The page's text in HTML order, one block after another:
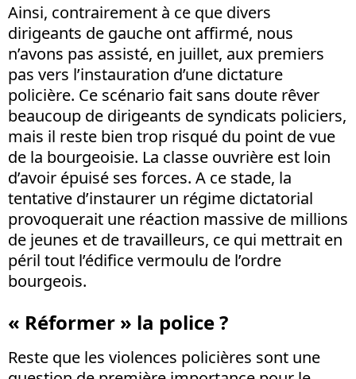
Ainsi, contrairement à ce que divers
dirigeants de gauche ont affirmé, nous
n’avons pas assisté, en juillet, aux premiers
pas vers l’instauration d’une dictature
policière. Ce scénario fait sans doute rêver
beaucoup de dirigeants de syndicats policiers,
mais il reste bien trop risqué du point de vue
de la bourgeoisie. La classe ouvrière est loin
d’avoir épuisé ses forces. A ce stade, la
tentative d’instaurer un régime dictatorial
provoquerait une réaction massive de millions
de jeunes et de travailleurs, ce qui mettrait en
péril tout l’édifice vermoulu de l’ordre
bourgeois.
« Réformer » la police ?
Reste que les violences policières sont une